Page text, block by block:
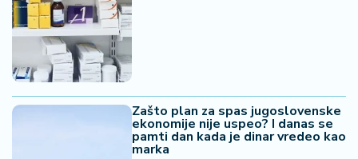
Zašto plan za spas jugoslovenske
ekonomije nije uspeo? I danas se
pamti dan kada je dinar vredeo kao
marka